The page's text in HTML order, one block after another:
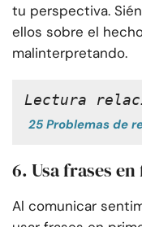
tu perspectiva.
ellos sobre el
malinterpretando.
Lectura
25 Problemas de
6. Usa frases
Al comunicar